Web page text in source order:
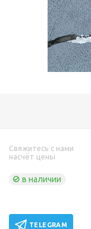
Свяжитесь с нами
насчёт цены
в наличии
TELEGRAM